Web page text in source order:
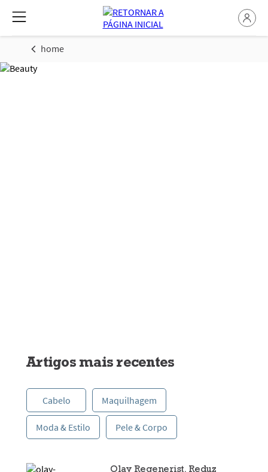
home
Artigos mais recentes
Cabelo Maquilhagem
Moda & Estilo Pele & Corpo
Olay Regenerist. Reduz